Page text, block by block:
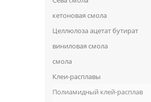
кетоновая смола
Целлюлоза ацетат бутират
виниловая смола
смола
Клеи-расплавы
Полиамидный клей-расплав